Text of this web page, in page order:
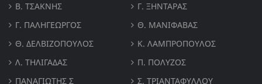
Β. ΤΣΆΚΝΗΣ
Γ. ΞΗΝΤΆΡΑΣ
Γ. ΠΑΛΗΓΕΏΡΓΟΣ
Θ. ΜΑΝΙΦΑΒΑΣ
Θ. ΔΕΛΒΙΖΌΠΟΥΛΟΣ
Κ. ΛΑΜΠΡΟΠΟΥΛΟΣ
Λ. ΤΗΛΙΓΑΔΑΣ
Π. ΠΟΛΎΖΟΣ
ΠΑΝΑΓΙΏΤΗΣ Σ
Σ. ΤΡΙΑΝΤΑΦΥΛΛΟΥ